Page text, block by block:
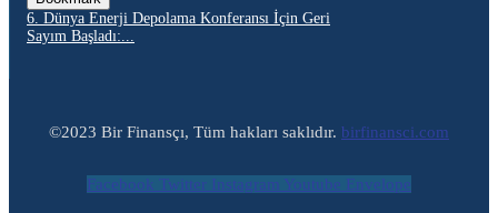
6. Dünya Enerji Depolama Konferansı İçin Geri
Sayım Başladı:...
©2023 Bir Finansçı, Tüm hakları saklıdır. birfinansci.com
Facebook Twitter Instagram Youtube Envelope